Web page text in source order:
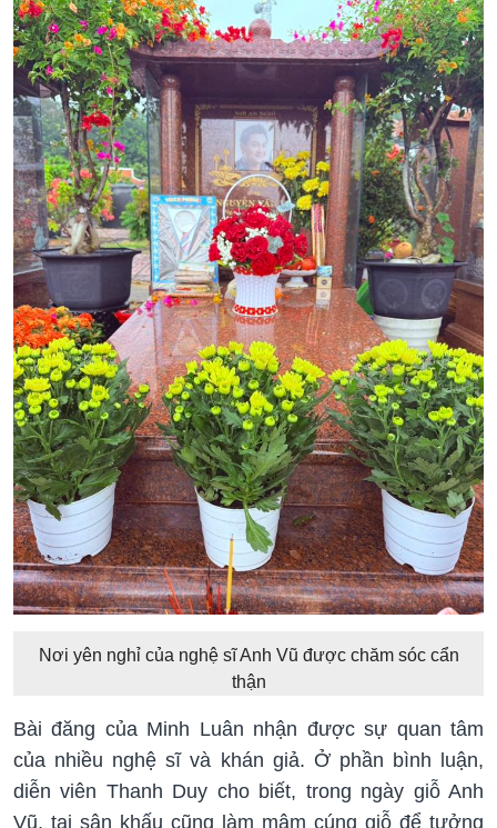
Nơi yên nghỉ của nghệ sĩ Anh Vũ được chăm sóc cẩn
thận
Bài đăng của Minh Luân nhận được sự quan tâm
của nhiều nghệ sĩ và khán giả. Ở phần bình luận,
diễn viên Thanh Duy cho biết, trong ngày giỗ Anh
Vũ, tại sân khấu cũng làm mâm cúng giỗ để tưởng